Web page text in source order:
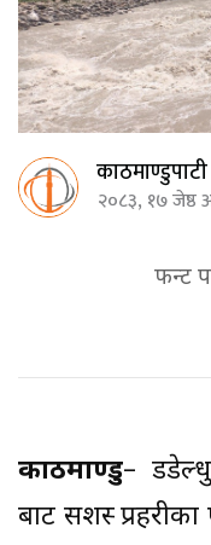
काठमाण्डुपाटी
२०८३, १७
फन्ट
काठमाण्डु–
बाट सशस्त्र